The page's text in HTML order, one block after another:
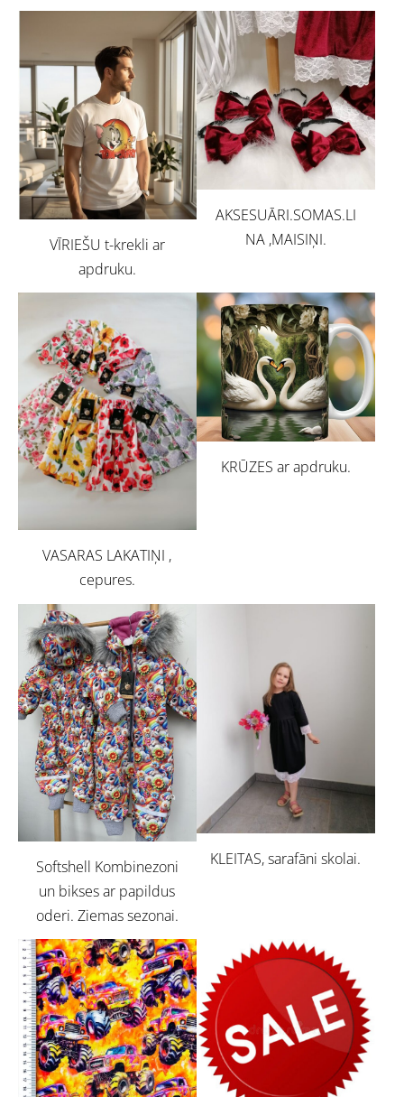
VĪRIEŠU t-krekli ar
apdruku.
AKSESUĀRI.SOMAS.LI
NA ,MAISIŅI.
VASARAS LAKATIŅI ,
cepures.
KRŪZES ar apdruku.
Softshell Kombinezoni
un bikses ar papildus
oderi. Ziemas sezonai.
KLEITAS, sarafāni skolai.